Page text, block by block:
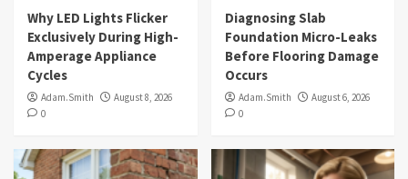
Why LED Lights Flicker
Exclusively During High-
Amperage Appliance
Cycles
Adam.Smith
August 8, 2026
0
Diagnosing Slab
Foundation Micro-Leaks
Before Flooring Damage
Occurs
Adam.Smith
August 6, 2026
0